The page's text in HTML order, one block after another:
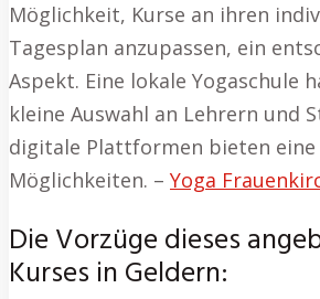
Möglichkeit, Kurse an ihren
Tagesplan anzupassen, ein
Aspekt. Eine lokale Yogaschule
kleine Auswahl an Lehrern und
digitale Plattformen bieten
Möglichkeiten. – Yoga
Die Vorzüge dieses
Kurses in Geldern: